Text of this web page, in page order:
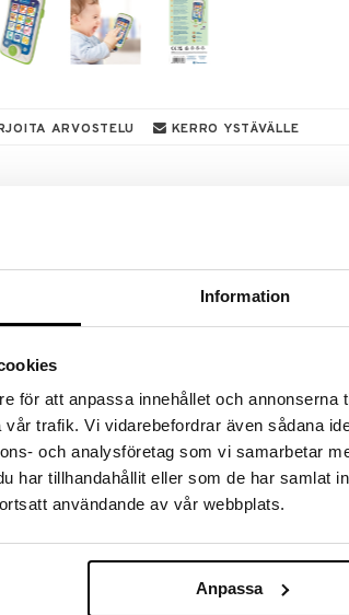
Information
för att anpassa innehållet och annonserna
trafik. Vi vidarebefordrar även sådana
och analysföretag som vi samarbetar
har tillhandahållit eller som de har samlat
användande av vår webbplats.
Anpassa
ARVOSTELU KERRO YSTÄVÄLLE
Hauska aktiviteettilelu, jolla voi oppia eläimistä,
musiikilla ja erilaisilla eläinäänillä.
ja 3 todella viihdyttävää ja kiehtovaa